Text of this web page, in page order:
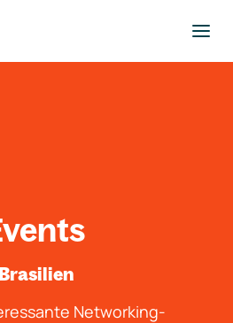
Networking-